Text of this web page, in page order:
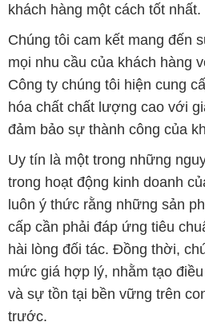
hóa chất chất lượng cao với
đảm bảo sự thành công của
Uy tín là một trong những
trong hoạt động kinh doanh
luôn ý thức rằng những sản
cấp cần phải đáp ứng tiêu
hài lòng đối tác. Đồng thời,
mức giá hợp lý, nhằm tạo
và sự tồn tại bền vững trên
trước.
Công ty Hóa Chất Đắc Trường
ứng đa dạng các nhu cầu về
tất cả các ngành nghề và lĩnh
nhau tại TP. Hồ Chí Minh. Sứ